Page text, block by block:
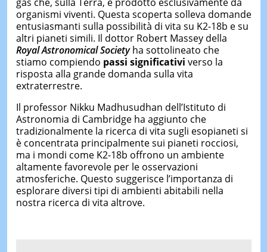
organismi viventi. Questa scoperta solleva domande
entusiasmanti sulla possibilità di vita su K2-18b e su
altri pianeti simili. Il dottor Robert Massey della
Royal Astronomical Societyha sottolineato che
stiamo compiendo passi significativi verso la
risposta alla grande domanda sulla vita
extraterrestre.
Il professor Nikku Madhusudhan dell’Istituto di
Astronomia di Cambridge ha aggiunto che
tradizionalmente la ricerca di vita sugli esopianeti si
è concentrata principalmente sui pianeti rocciosi,
ma i mondi come K2-18b offrono un ambiente
altamente favorevole per le osservazioni
atmosferiche. Questo suggerisce l’importanza di
esplorare diversi tipi di ambienti abitabili nella
nostra ricerca di vita altrove.